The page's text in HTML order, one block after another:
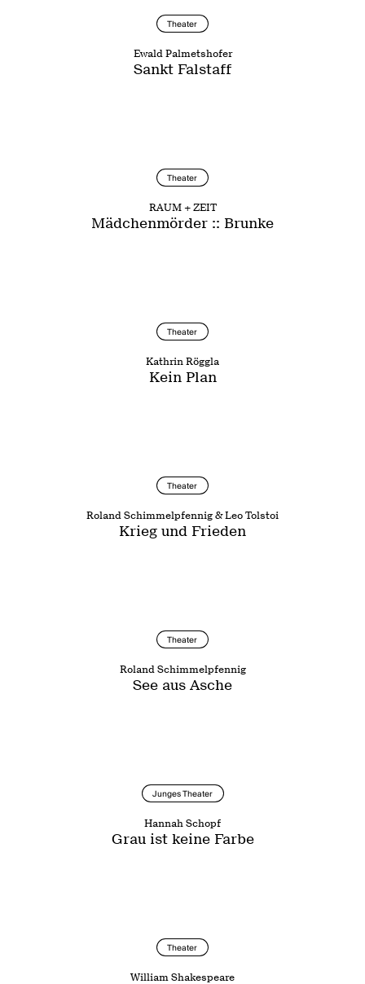
Theater
Ewald Palmetshofer
Sankt Falstaff
Theater
RAUM + ZEIT
Mädchenmörder :: Brunke
Theater
Kathrin Röggla
Kein Plan
Theater
Roland Schimmelpfennig & Leo Tolstoi
Krieg und Frieden
Theater
Roland Schimmelpfennig
See aus Asche
Junges Theater
Hannah Schopf
Grau ist keine Farbe
Theater
William Shakespeare